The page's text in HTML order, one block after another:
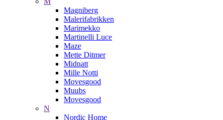
Magniberg
Malerifabrikken
Marimekko
Martinelli Luce
Maze
Mette Ditmer
Midnatt
Mille Notti
Movesgood
Muubs
Movesgood
N
Nordic Home